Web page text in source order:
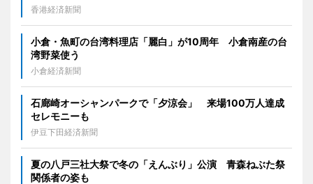
香港経済新聞
小倉・魚町の台湾料理店「麗白」が10周年 小倉南産の台
湾野菜使う
小倉経済新聞
石廊崎オーシャンパークで「夕涼会」 来場100万人達成
セレモニーも
伊豆下田経済新聞
夏の八戸三社大祭で冬の「えんぶり」公演 青森ねぶた祭
関係者の姿も